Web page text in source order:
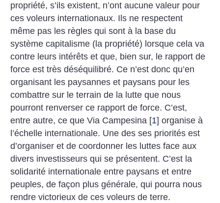
propriété, s’ils existent, n’ont aucune valeur pour
ces voleurs internationaux. Ils ne respectent
même pas les règles qui sont à la base du
système capitalisme (la propriété) lorsque cela va
contre leurs intérêts et que, bien sur, le rapport de
force est très déséquilibré. Ce n’est donc qu’en
organisant les paysannes et paysans pour les
combattre sur le terrain de la lutte que nous
pourront renverser ce rapport de force. C’est,
entre autre, ce que Via Campesina [1] organise à
l’échelle internationale. Une des ses priorités est
d’organiser et de coordonner les luttes face aux
divers investisseurs qui se présentent. C’est la
solidarité internationale entre paysans et entre
peuples, de façon plus générale, qui pourra nous
rendre victorieux de ces voleurs de terre.